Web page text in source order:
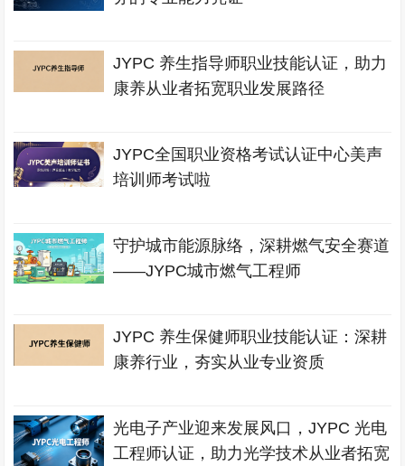
JYPC 养生指导师职业技能认证，助力
康养从业者拓宽职业发展路径
JYPC全国职业资格考试认证中心美声
培训师考试啦
守护城市能源脉络，深耕燃气安全赛道
——JYPC城市燃气工程师
JYPC 养生保健师职业技能认证：深耕
康养行业，夯实从业专业资质
光电子产业迎来发展风口，JYPC 光电
工程师认证，助力光学技术从业者拓宽